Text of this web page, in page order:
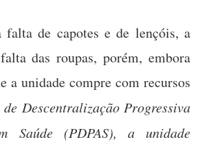
falta de capotes e de lençóis, a
das roupas, porém, embora
a unidade compre com recursos
Descentralização Progressiva
Saúde (PDPAS), a unidade